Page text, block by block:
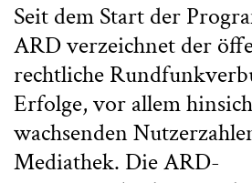
Seit dem Start der
ARD verzeichnet der
rechtliche
Erfolge, vor allem
wachsenden
Mediathek. Die ARD-